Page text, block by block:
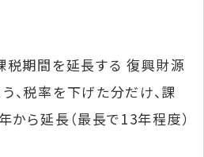
期間を延長する 復興財源
、税率を下げた分だけ、課
ら延長（最長で13年程度）